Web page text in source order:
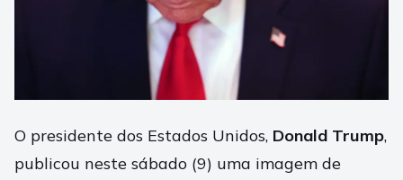
O presidente dos Estados Unidos, Donald Trump,
publicou neste sábado (9) uma imagem de